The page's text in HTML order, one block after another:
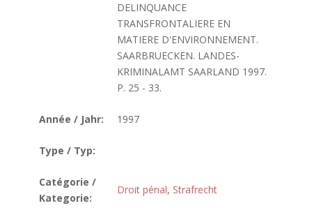
DELINQUANCE
TRANSFRONTALIERE EN
MATIERE D'ENVIRONNEMENT.
SAARBRUECKEN. LANDES-
KRIMINALAMT SAARLAND 1997.
P. 25 - 33.
Année / Jahr: 1997
Type / Typ:
Catégorie /
Kategorie:
Droit pénal, Strafrecht